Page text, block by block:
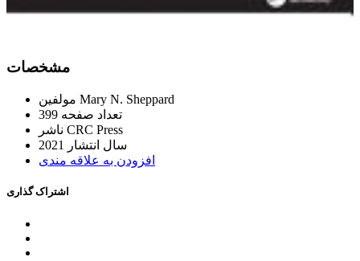
ﻣﺸﺨﺼﺎﺕ
Mary N. Sheppard
ﺗﻌﺪاﺩ ﺻﻔﺤﻪ 399
CRC Press
ﺳﺎﻝ اﻧﺘﺸﺎﺭ
2021
اﻓﺰﻭﺩﻥ ﺑﻪ ﻋﻼﻗﻪ ﻣﻨﺪﯼ
اﺷﺘﺮاﮎ ﮔﺬاﺭﯼ